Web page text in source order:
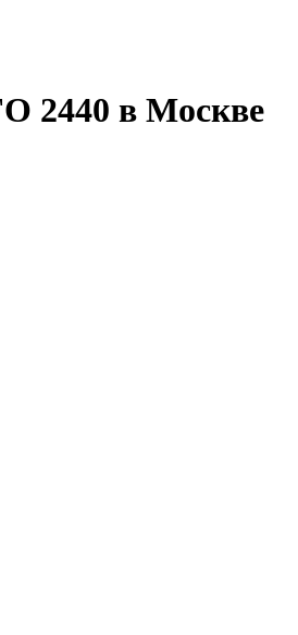
2440 в Москве